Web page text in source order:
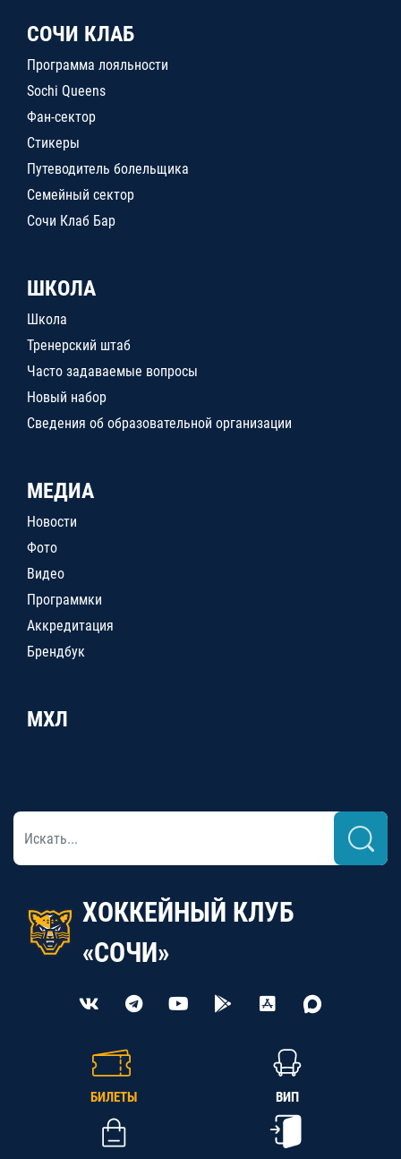
СОЧИ КЛАБ
Программа лояльности
Sochi Queens
Фан-сектор
Стикеры
Путеводитель болельщика
Семейный сектор
Сочи Клаб Бар
ШКОЛА
Школа
Тренерский штаб
Часто задаваемые вопросы
Новый набор
Сведения об образовательной организации
МЕДИА
Новости
Фото
Видео
Программки
Аккредитация
Брендбук
МХЛ
ХОККЕЙНЫЙ КЛУБ
«СОЧИ»
БИЛЕТЫ ВИП